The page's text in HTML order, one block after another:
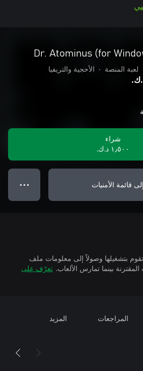
Dr. Atominus (for
لعبة المنصة • الأحجية والتريفيا
شراء
١٫٥٠٠ د.ك.‏
قائمة الأمنيات ● ● ●
تقوم بتشغيلها وصولاً إلى معلومات ملف
تعرّف على
المراجعات المزيد